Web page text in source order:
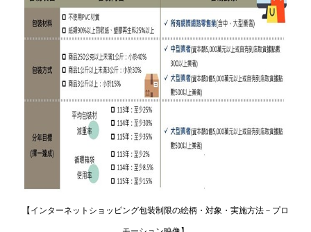
【インターネットショッピング包装制限の絵柄・対象・実施方法－プロ